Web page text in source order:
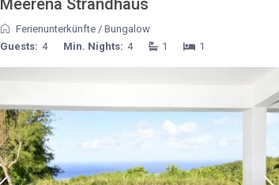
Meerena Strandhaus
Ferienunterkünfte /Bungalow
Guests: 4 Min. Nights: 4 1 1